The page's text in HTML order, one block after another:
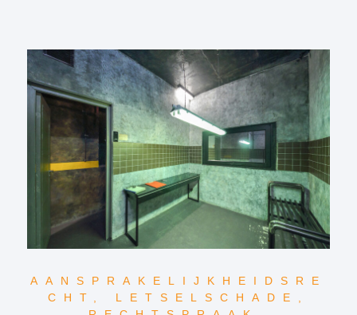
AANSPRAKELIJKHEIDSRE
CHT , LETSELSCHADE ,